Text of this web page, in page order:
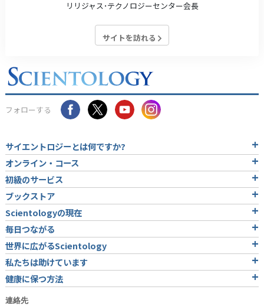
リリジャス･テクノロジーセンター会長
サイトを訪れる
フォローする
サイエントロジーとは何ですか?
オンライン・コース
初級のサービス
ブックストア
Scientologyの現在
毎日つながる
世界に広がるScientology
私たちは助けています
健康に保つ方法
連絡先